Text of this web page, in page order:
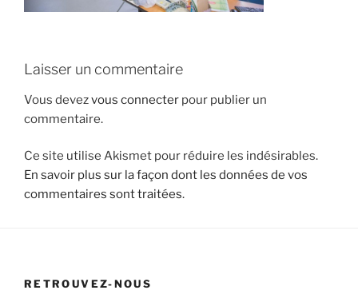
Laisser un commentaire
Vous devezvous connecter pour publier un
commentaire.
Ce site utilise Akismet pour réduire les indésirables.
En savoir plus sur la façon dont les données de vos
commentaires sont traitées.
RETROUVEZ-NOUS